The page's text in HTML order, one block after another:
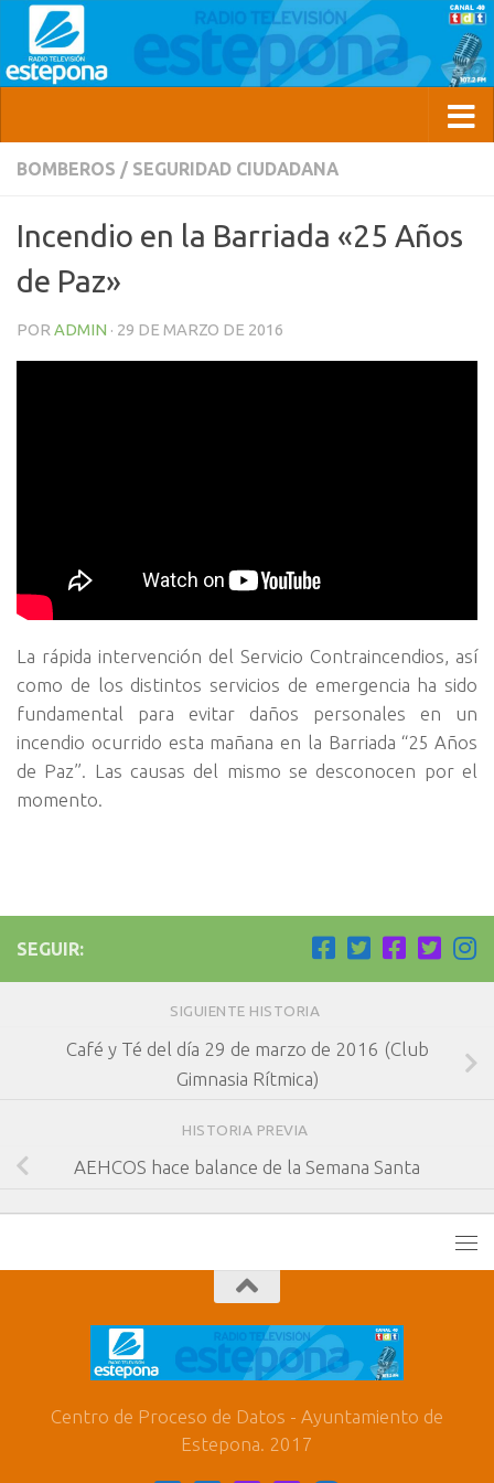
BOMBEROS / SEGURIDAD CIUDADANA
Incendio en la Barriada «25 Años
de Paz»
POR ADMIN · 29 DE MARZO DE 2016
La rápida intervención del Servicio Contraincendios, así
como de los distintos servicios de emergencia ha sido
fundamental para evitar daños personales en un
incendio ocurrido esta mañana en la Barriada “25 Años
de Paz”. Las causas del mismo se desconocen por el
momento.
SEGUIR:
SIGUIENTE HISTORIA
Café y Té del día 29 de marzo de 2016 (Club
Gimnasia Rítmica)
HISTORIA PREVIA
AEHCOS hace balance de la Semana Santa
Centro de Proceso de Datos - Ayuntamiento de
Estepona. 2017